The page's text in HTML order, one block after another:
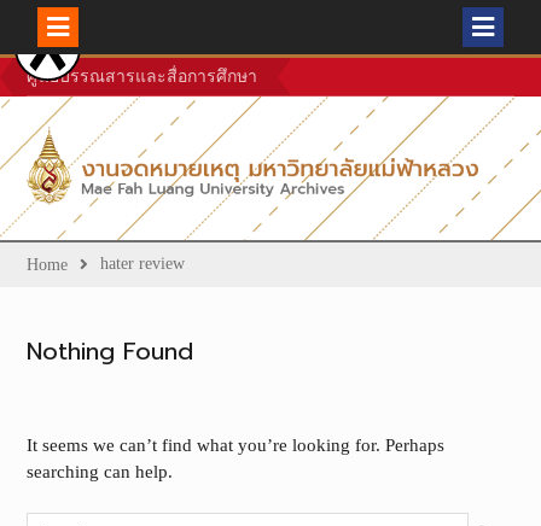
Skip
to
content
ศูนย์บรรณสารและสื่อการศึกษา
Home hater review
Nothing Found
It seems we can’t find what you’re looking for. Perhaps
searching can help.
Search